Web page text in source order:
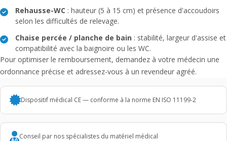
Rehausse-WC : hauteur (5 à 15 cm) et présence d'accoudoirs
selon les difficultés de relevage.
Chaise percée / planche de bain : stabilité, largeur d'assise et
compatibilité avec la baignoire ou les WC.
Pour optimiser le remboursement, demandez à votre médecin une
ordonnance précise et adressez-vous à un revendeur agréé.
Dispositif médical CE — conforme à la norme EN ISO 11199-2
Conseil par nos spécialistes du matériel médical